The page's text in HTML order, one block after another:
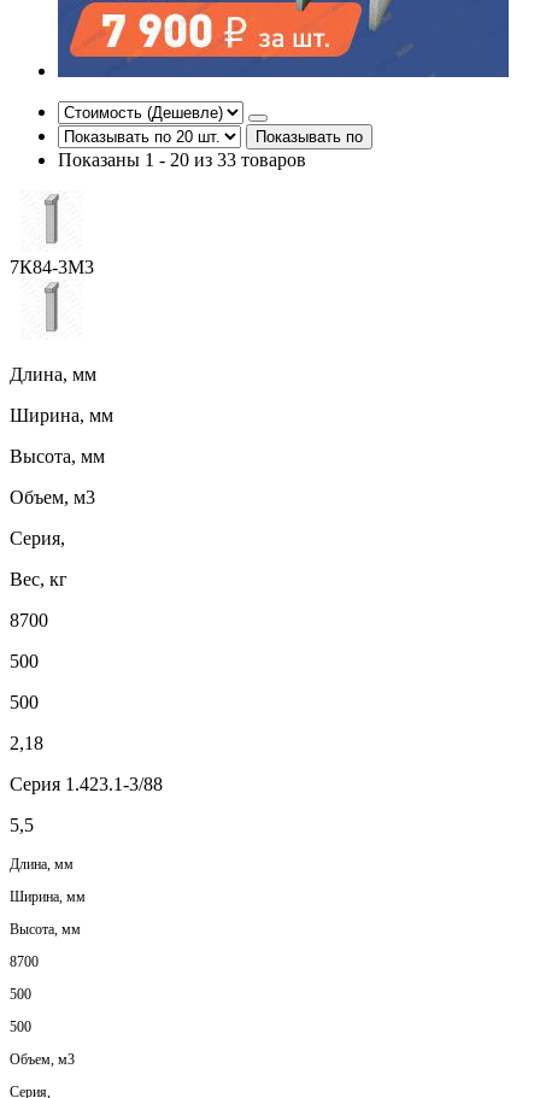
Показывать по
Показаны 1 - 20 из 33 товаров
7К84-3М3
Длина, мм
Ширина, мм
Высота, мм
Объем, м3
Серия,
Вес, кг
8700
500
500
2,18
Серия 1.423.1-3/88
5,5
Длина, мм
Ширина, мм
Высота, мм
8700
500
500
Объем, м3
Серия,